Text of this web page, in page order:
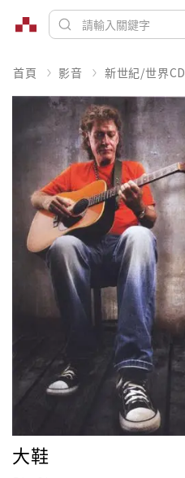
首頁 影音 新世紀/世界CD
大鞋